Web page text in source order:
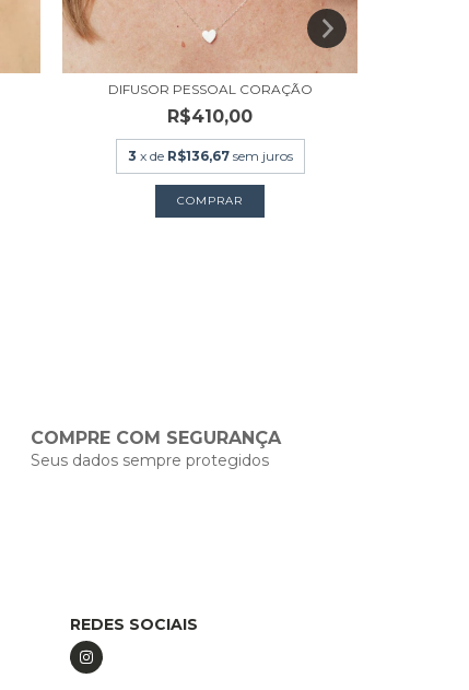
DIFUSOR PESSOAL CORAÇÃO
R$410,00
3 x de R$136,67 sem juros
COMPRE COM SEGURANÇA
Seus dados sempre protegidos
REDES SOCIAIS